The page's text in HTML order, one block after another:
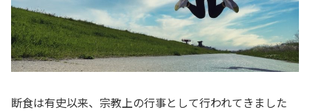
断食は有史以来、宗教上の行事として行われてきました